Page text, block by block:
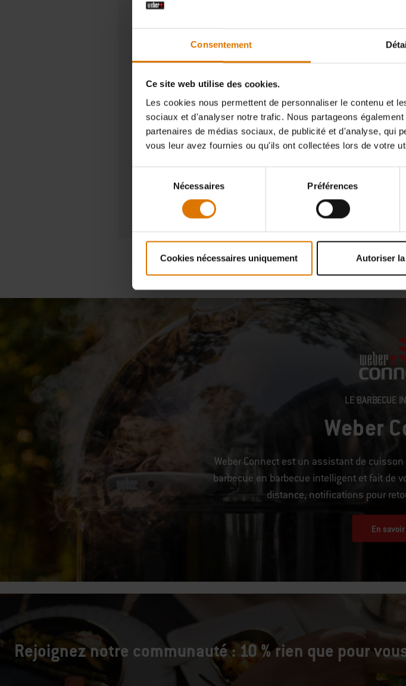
Consentement
Ce site web utilise des cookies.
Les cookies nous permettent de personnaliser le contenu et
sociaux et d'analyser notre trafic. Nous partageons
partenaires de médias sociaux, de publicité et d'analyse, qui
vous leur avez fournies ou qu'ils ont collectées lors de votre
consentement
Nécessaires Préférences
Cookies nécessaires uniquement Autoriser
Barbecues portables
À partir de 37,99 €
LE BARBECUE
Weber
Weber Connect est un assistant de
barbecue en barbecue intelligent et fait de
distance, notifications pour
En
Rejoignez notre communauté : 10 % rien que pour